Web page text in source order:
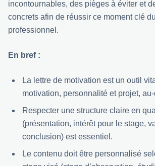
incontournables, des pièges à éviter et
concrets afin de réussir ce moment clé
professionnel.
En bref :
La lettre de motivation est un outil
motivation, personnalité et projet,
Respecter une structure claire en
(présentation, intérêt pour le stage,
conclusion) est essentiel.
Le contenu doit être personnalisé